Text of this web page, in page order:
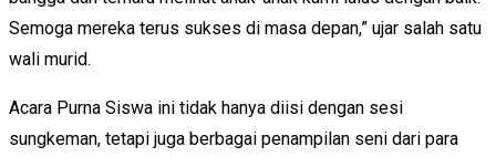
Semoga mereka terus sukses di masa depan,” ujar salah satu
wali murid.
Acara Purna Siswa ini tidak hanya diisi dengan sesi
sungkeman, tetapi juga berbagai penampilan seni dari para